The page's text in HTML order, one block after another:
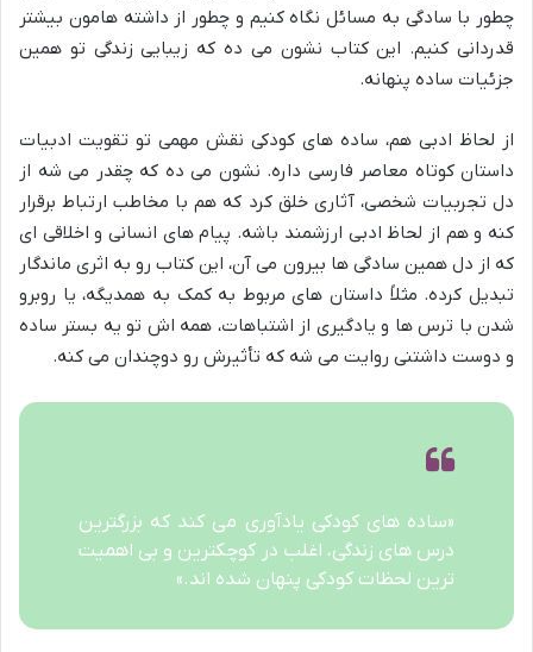
چطور با سادگی به مسائل نگاه کنیم و چطور از داشته هامون بیشتر
قدردانی کنیم. این کتاب نشون می ده که زیبایی زندگی تو همین
جزئیات ساده پنهانه.
از لحاظ ادبی هم، ساده های کودکی نقش مهمی تو تقویت ادبیات
داستان کوتاه معاصر فارسی داره. نشون می ده که چقدر می شه از
دل تجربیات شخصی، آثاری خلق کرد که هم با مخاطب ارتباط برقرار
کنه و هم از لحاظ ادبی ارزشمند باشه. پیام های انسانی و اخلاقی ای
که از دل همین سادگی ها بیرون می آن، این کتاب رو به اثری ماندگار
تبدیل کرده. مثلاً داستان های مربوط به کمک به همدیگه، یا روبرو
شدن با ترس ها و یادگیری از اشتباهات، همه اش تو یه بستر ساده
و دوست داشتنی روایت می شه که تأثیرش رو دوچندان می کنه.
«ساده های کودکی یادآوری می کند که بزرگترین
درس های زندگی، اغلب در کوچکترین و بی اهمیت
ترین لحظات کودکی پنهان شده اند.»